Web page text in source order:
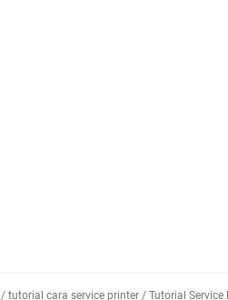
/ tutorial cara service printer / Tutorial Service